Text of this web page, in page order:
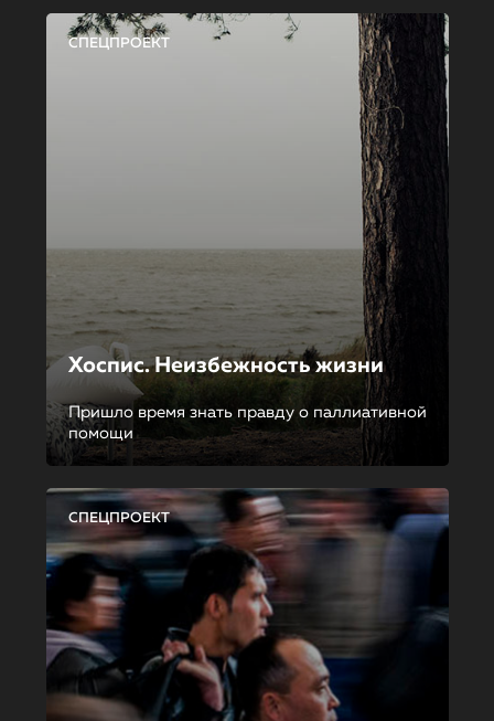
СПЕЦПРОЕКТ
Хоспис. Неизбежность жизни
Пришло время знать правду о паллиативной
помощи
СПЕЦПРОЕКТ